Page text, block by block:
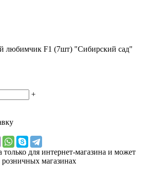
любимчик F1 (7шт) "Сибирский сад"
+
только для интернет-магазина и может
розничных магазинах